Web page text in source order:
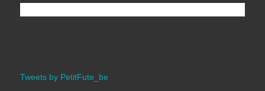
Tweets by PetitFute_be